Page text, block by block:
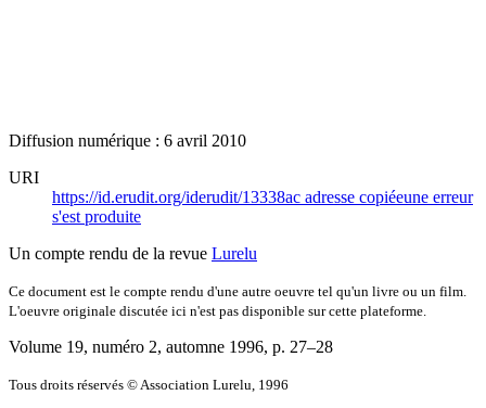
Diffusion numérique : 6 avril 2010
URI
https://id.erudit.org/iderudit/13338ac adresse copiéeune erreur
s'est produite
Un compte rendu de la revue Lurelu
Ce document est le compte rendu d'une autre oeuvre tel qu'un livre ou un film.
L'oeuvre originale discutée ici n'est pas disponible sur cette plateforme.
Volume 19, numéro 2, automne 1996, p. 27–28
Tous droits réservés © Association Lurelu, 1996